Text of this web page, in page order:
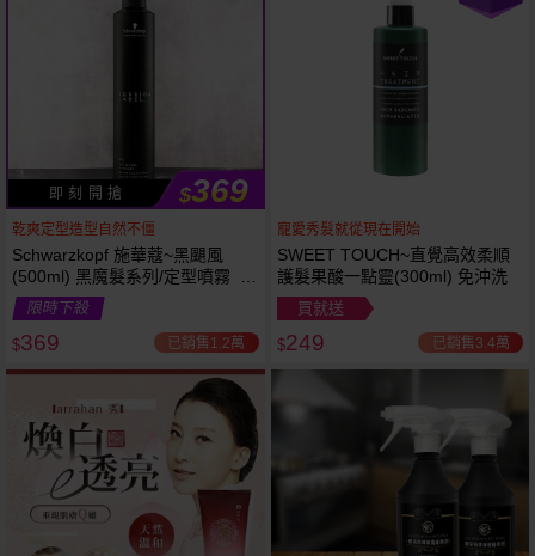
即 刻 開 搶 $369
乾爽定型造型自然不僵
Schwarzkopf 施華蔻~黑颶風
(500ml) 黑魔髮系列/定型噴霧 施
華寇
限時下殺
$369 已銷售1.2萬
寵愛秀髮就從現在開始
SWEET TOUCH~直覺高效柔順
護髮果酸一點靈(300ml) 免沖洗
買就送
$249 已銷售3.4萬